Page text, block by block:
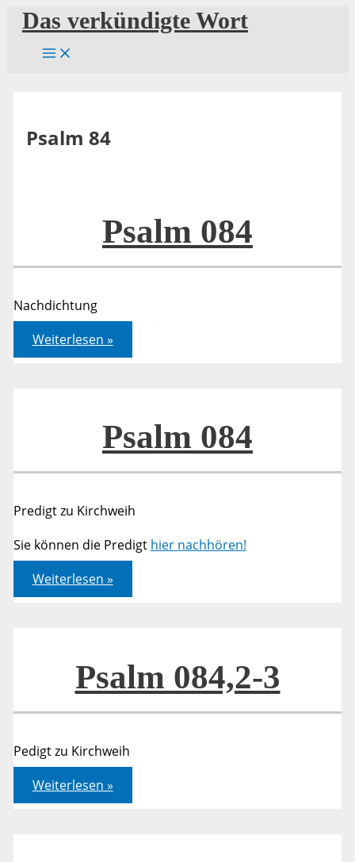
Zum
Inhalt
springen
Das verkündigte Wort
Psalm 84
Psalm 084
Nachdichtung
Psalm
084
Weiterlesen »
Psalm 084
Predigt zu Kirchweih
Sie können die Predigt hier nachhören!
Psalm
084
Weiterlesen »
Psalm 084,2-3
Pedigt zu Kirchweih
Psalm
084,2-
3
Weiterlesen »